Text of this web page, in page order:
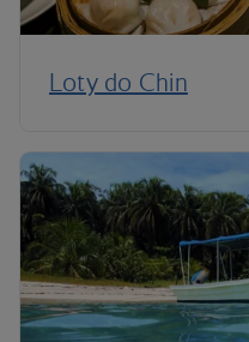
Loty do Chin